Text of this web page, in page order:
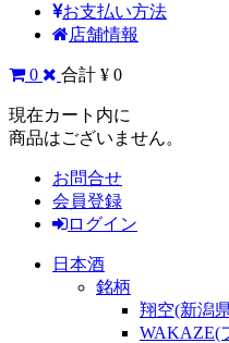
お支払い方法
店舗情報
0 合計 ¥ 0
現在カート内に
商品はございません。
お問合せ
会員登録
ログイン
日本酒
銘柄
翔空(新潟
WAKAZE(